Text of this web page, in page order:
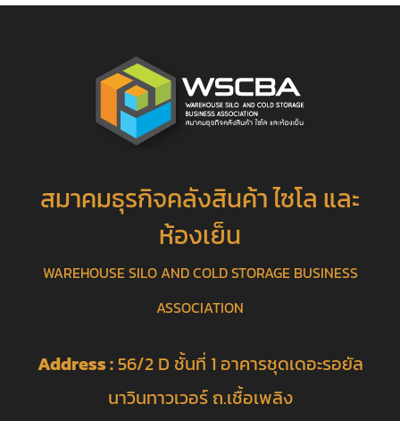
สมาคมธุรกิจคลังสินค้า ไซโล และ
ห้องเย็น
WAREHOUSE SILO AND COLD STORAGE BUSINESS
ASSOCIATION
Address :56/2 D ชั้นที่ 1 อาคารชุดเดอะรอยัล
นาวินทาวเวอร์ ถ.เชื้อเพลิง